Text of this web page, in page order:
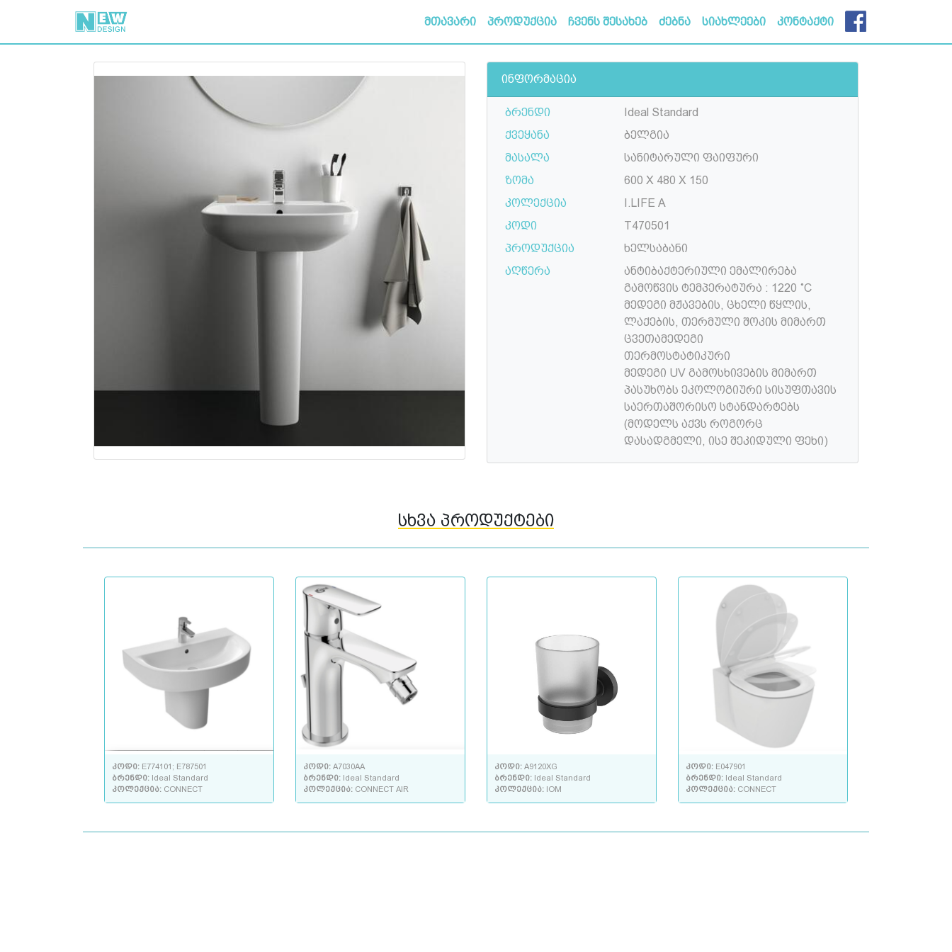
მთავარი პროდუქცია ჩვენს შესახებ ძებნა სიახლეები კონტაქტი
ინფორმაცია
ბრენდი
Ideal Standard
ქვეყანა
ბელგია
მასალა
სანიტარული ფაიფური
ზომა
600 X 480 X 150
კოლექცია
I.LIFE A
კოდი
T470501
პროდუქცია
ხელსაბანი
აღწერა
ანტიბაქტერიული ემალირება
გამოწვის ტემპერატურა : 1220 ˚C
მედეგი მჟავების, ცხელი წყლის,
ლაქების, თერმული შოკის მიმართ
ცვეთამედეგი
თერმოსტატიკური
მედეგი UV გამოსხივების მიმართ
პასუხობს ეკოლოგიური სისუფთავის
საერთაშორისო სტანდარტებს
(მოდელს აქვს როგორც
დასადგმელი, ისე შეკიდული ფეხი)
სხვა პროდუქტები
კოდი: E774101; E787501
ბრენდი: Ideal Standard
კოლექცია: CONNECT
კოდი: A7030AA
ბრენდი: Ideal Standard
კოლექცია: CONNECT AIR
კოდი: A9120XG
ბრენდი: Ideal Standard
კოლექცია: IOM
კოდი: E047901
ბრენდი: Ideal Standard
კოლექცია: CONNECT